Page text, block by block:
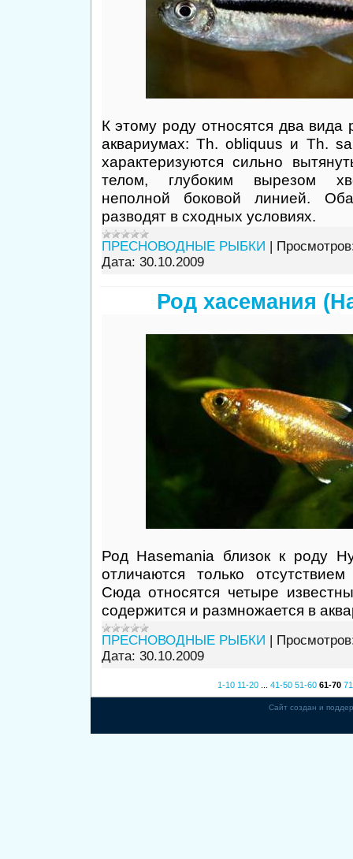
К этому роду относятся два
аквариумах: Th. obliquus и Th.
характеризуются сильно
телом, глубоким вырезом
неполной боковой линией.
разводят в сходных условиях.
ПРЕСНОВОДНЫЕ РЫБКИ |
Дата: 30.10.2009
Род хасемания
Род Hasemania близок к роду
отличаются только
Сюда относятся четыре
содержится и размножается в
ПРЕСНОВОДНЫЕ РЫБКИ |
Дата: 30.10.2009
1-10 11-20 41-50 51-60 61-70
Сайт создан и